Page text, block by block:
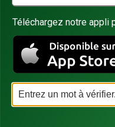
Téléchargez notre appli